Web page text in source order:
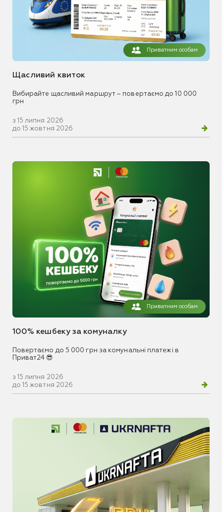
Приватним особам
Щасливий квиток
Вибирайте щасливий маршрут – повертаємо до 10 000
грн
з 15 липня 2026
до 15 жовтня 2026
Приватним особам
100% кешбеку за комуналку
Повертаємо до 5 000 грн за комунальні платежі в
Приват24 😎
з 15 липня 2026
до 15 жовтня 2026